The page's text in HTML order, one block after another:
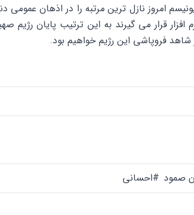
امروز نازل ترین مرتبه را در اذهان عمومی
افزار قرار می گیرند به این ترتیب پایان
فروپاشی این رژیم خواهیم بود.
صمود #احسانی